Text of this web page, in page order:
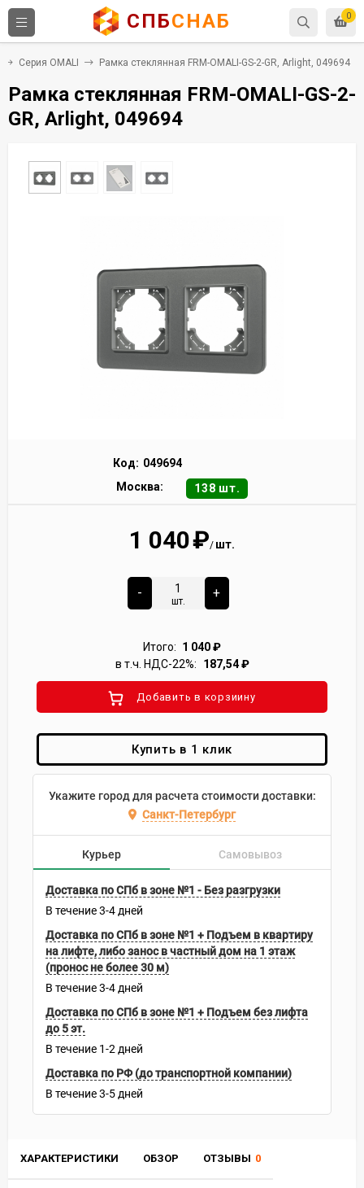
0
СПБСНАБ
Серия OMALI Рамка стеклянная FRM-OMALI-GS-2-GR, Arlight, 049694
Рамка стеклянная FRM-OMALI-GS-2-
GR, Arlight, 049694
ХАРАКТЕРИСТИКИ ОБЗОР ОТЗЫВЫ 0
Код: 049694
Москва:
138 шт.
1 040₽/ шт.
-
шт.
+
Итого: 1 040₽
в т.ч. НДС-22%:
187,54₽
Добавить в корзиину
Купить в 1 клик
Укажите город для расчета стоимости доставки:
Санкт-Петербург
Курьер Самовывоз
Доставка по СПб в зоне №1 - Без разгрузки
В течение3-4 дней
Доставка по СПб в зоне №1 + Подъем в квартиру
на лифте, либо занос в частный дом на 1 этаж
(пронос не более 30 м)
В течение3-4 дней
Доставка по СПб в зоне №1 + Подъем без лифта
до 5 эт.
В течение 1-2 дней
Доставка по РФ (до транспортной компании)
В течение3-5 дней